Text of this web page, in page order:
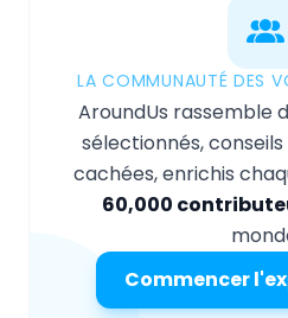
LA COMMUNAUTÉ DES
AroundUs rassemble
sélectionnés,
cachées, enrichis
60,000
Commencer